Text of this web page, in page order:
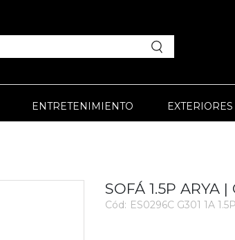
ENTRETENIMIENTO EXTERIORES
SOFÁ 1.5P ARYA
Cód: ES0296C G301 1A 1.5P